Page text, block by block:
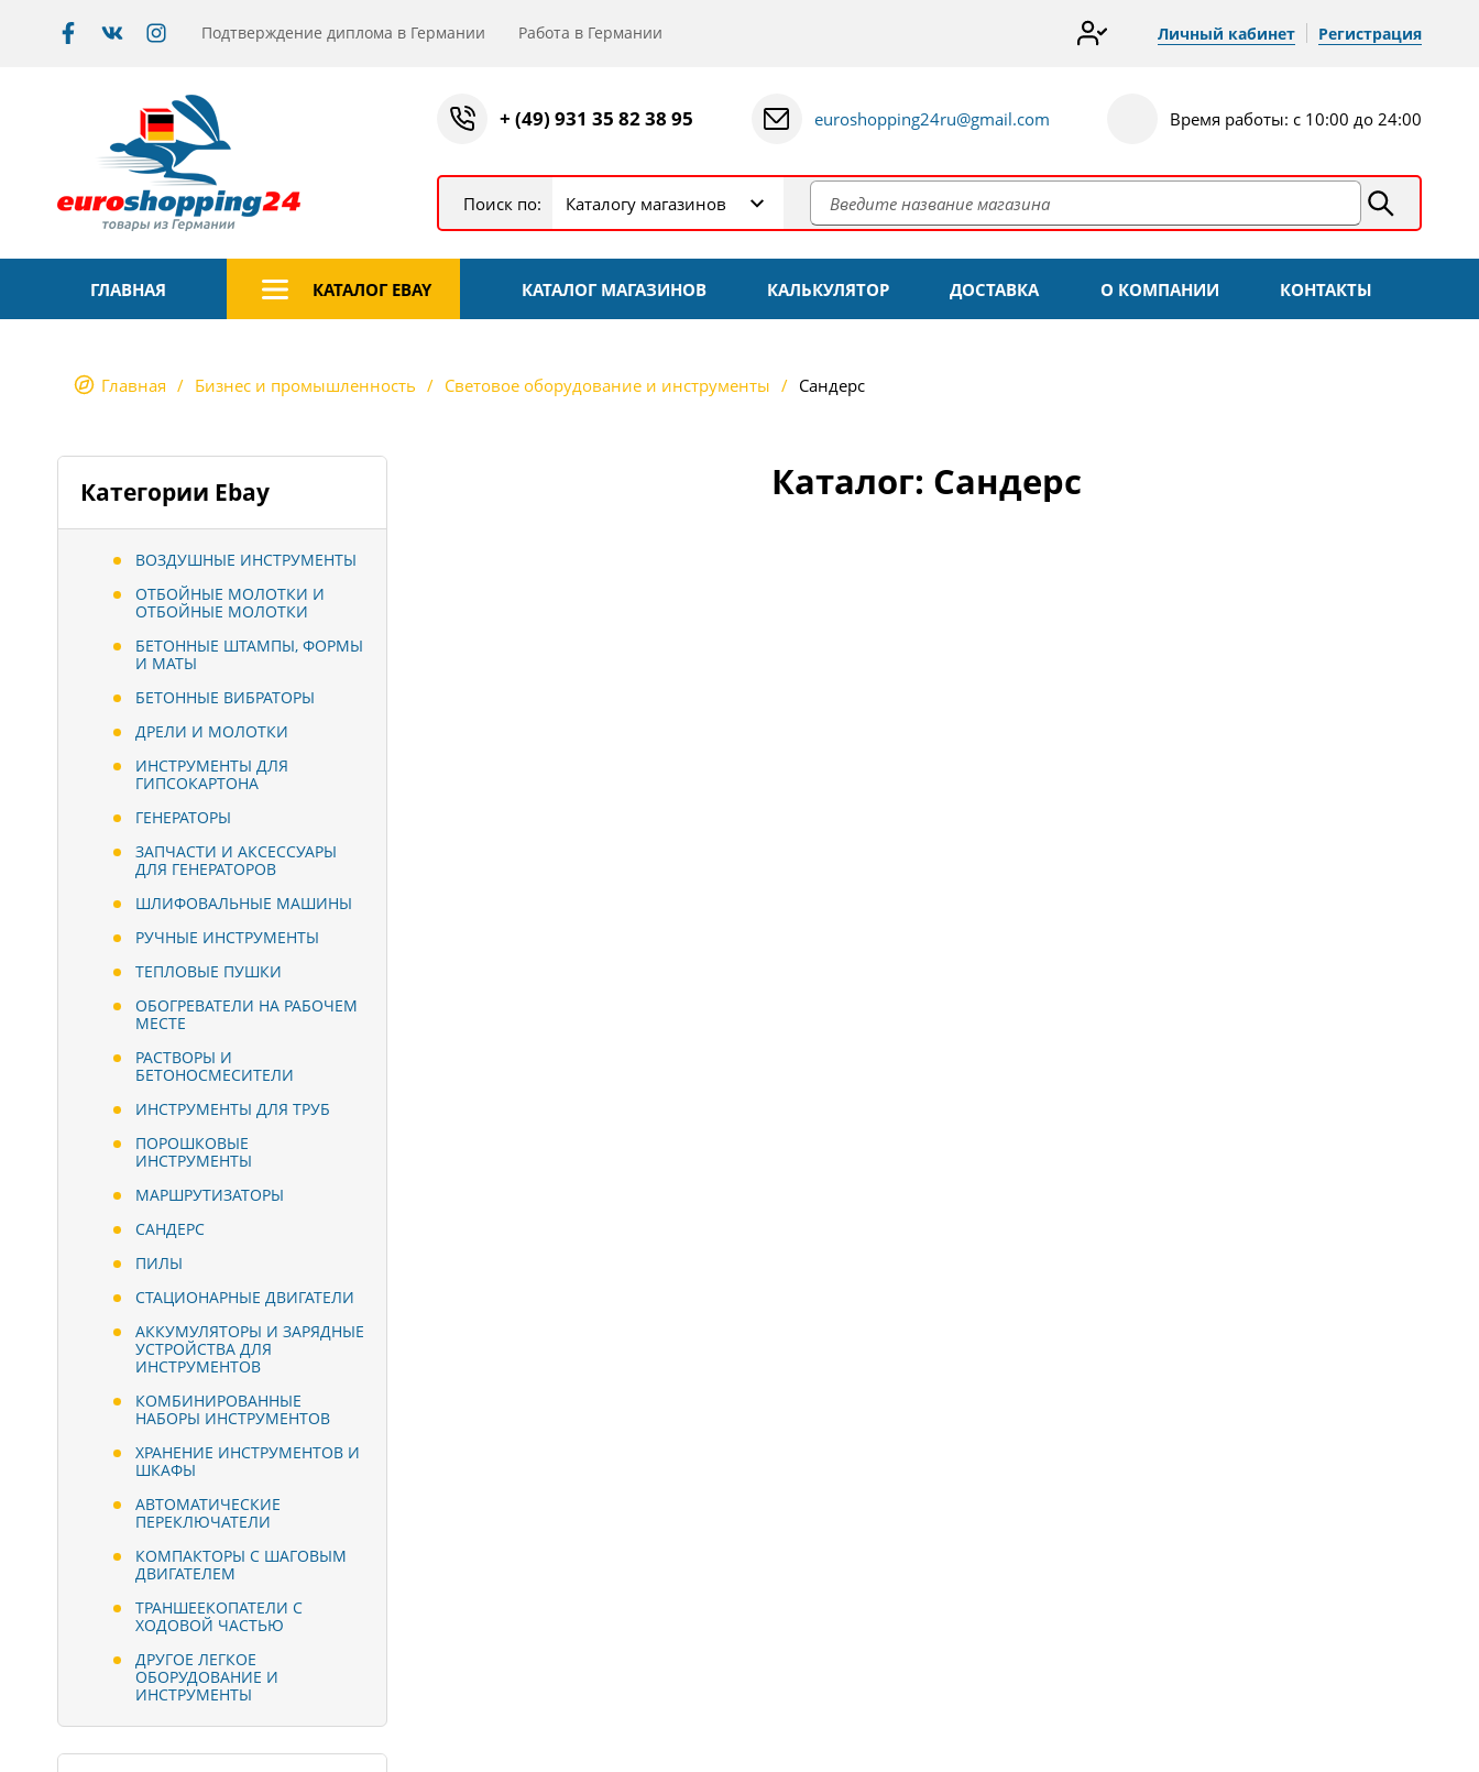
Подтверждение диплома в Германии Работа в Германии Личный кабинет Регистрация
+ (49) 931 35 82 38 95 euroshopping24ru@gmail.com Время работы: с 10:00 до 24:00
Поиск по: Каталогу магазинов
ГЛАВНАЯ КАТАЛОГ EBAY КАТАЛОГ МАГАЗИНОВ КАЛЬКУЛЯТОР ДОСТАВКА О КОМПАНИИ КОНТАКТЫ
Главная Бизнес и промышленность Световое оборудование и инструменты Сандерс
Категории Ebay
ВОЗДУШНЫЕ ИНСТРУМЕНТЫ
ОТБОЙНЫЕ МОЛОТКИ И
ОТБОЙНЫЕ МОЛОТКИ
БЕТОННЫЕ ШТАМПЫ, ФОРМЫ
И МАТЫ
БЕТОННЫЕ ВИБРАТОРЫ
ДРЕЛИ И МОЛОТКИ
ИНСТРУМЕНТЫ ДЛЯ
ГИПСОКАРТОНА
ГЕНЕРАТОРЫ
ЗАПЧАСТИ И АКСЕССУАРЫ
ДЛЯ ГЕНЕРАТОРОВ
ШЛИФОВАЛЬНЫЕ МАШИНЫ
РУЧНЫЕ ИНСТРУМЕНТЫ
ТЕПЛОВЫЕ ПУШКИ
ОБОГРЕВАТЕЛИ НА РАБОЧЕМ
МЕСТЕ
РАСТВОРЫ И
БЕТОНОСМЕСИТЕЛИ
ИНСТРУМЕНТЫ ДЛЯ ТРУБ
ПОРОШКОВЫЕ
ИНСТРУМЕНТЫ
МАРШРУТИЗАТОРЫ
САНДЕРС
ПИЛЫ
СТАЦИОНАРНЫЕ ДВИГАТЕЛИ
АККУМУЛЯТОРЫ И ЗАРЯДНЫЕ
УСТРОЙСТВА ДЛЯ
ИНСТРУМЕНТОВ
КОМБИНИРОВАННЫЕ
НАБОРЫ ИНСТРУМЕНТОВ
ХРАНЕНИЕ ИНСТРУМЕНТОВ И
ШКАФЫ
АВТОМАТИЧЕСКИЕ
ПЕРЕКЛЮЧАТЕЛИ
КОМПАКТОРЫ С ШАГОВЫМ
ДВИГАТЕЛЕМ
ТРАНШЕЕКОПАТЕЛИ С
ХОДОВОЙ ЧАСТЬЮ
ДРУГОЕ ЛЕГКОЕ
ОБОРУДОВАНИЕ И
ИНСТРУМЕНТЫ
Каталог: Сандерс